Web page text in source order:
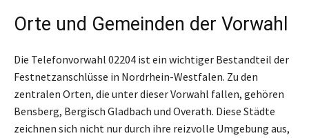
Orte und Gemeinden der Vorwahl
Die Telefonvorwahl 02204 ist ein wichtiger Bestandteil der
Festnetzanschlüsse in Nordrhein-Westfalen. Zu den
zentralen Orten, die unter dieser Vorwahl fallen, gehören
Bensberg, Bergisch Gladbach und Overath. Diese Städte
zeichnen sich nicht nur durch ihre reizvolle Umgebung aus,